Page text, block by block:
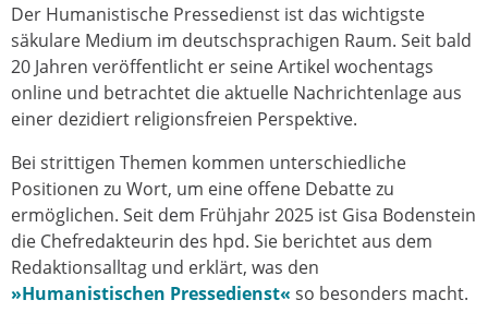
Der Humanistische Pressedienst ist das wichtigste
säkulare Medium im deutschsprachigen Raum. Seit bald
20 Jahren veröffentlicht er seine Artikel wochentags
online und betrachtet die aktuelle Nachrichtenlage aus
einer dezidiert religionsfreien Perspektive.
Bei strittigen Themen kommen unterschiedliche
Positionen zu Wort, um eine offene Debatte zu
ermöglichen. Seit dem Frühjahr 2025 ist Gisa Bodenstein
die Chefredakteurin des hpd. Sie berichtet aus dem
Redaktionsalltag und erklärt, was den
»Humanistischen Pressedienst« so besonders macht.